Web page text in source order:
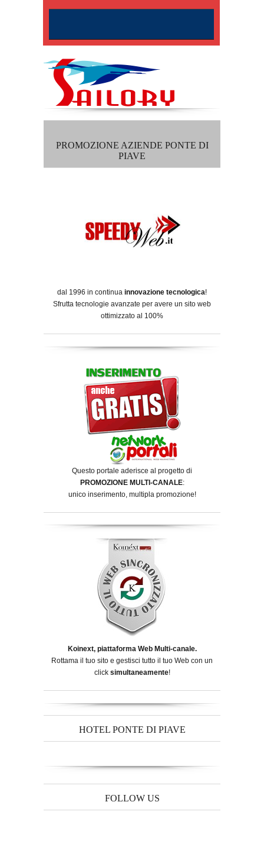
PROMOZIONE AZIENDE PONTE DI
PIAVE
dal 1996 in continua innovazione tecnologica!
Sfrutta tecnologie avanzate per avere un sito web
ottimizzato al 100%
Questo portale aderisce al progetto di
PROMOZIONE MULTI-CANALE:
unico inserimento, multipla promozione!
Koinext, piattaforma Web Multi-canale.
Rottama il tuo sito e gestisci tutto il tuo Web con un
click simultaneamente!
HOTEL PONTE DI PIAVE
FOLLOW US